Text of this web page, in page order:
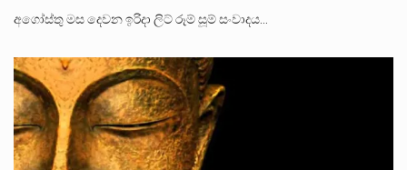
අගෝස්තු මස දෙවන ඉරිදා ලිට් රූම් සූම් සංවාදය…